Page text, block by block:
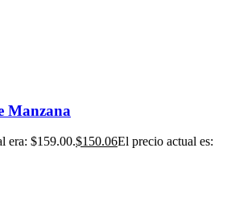
Manzana
era: $159.00.$150.06El precio actual es: